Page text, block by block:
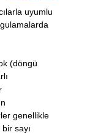
uyumlu
(döngü
genellikle
sayı